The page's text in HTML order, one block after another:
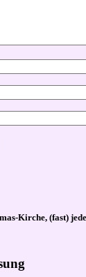
Kirche, (fast)